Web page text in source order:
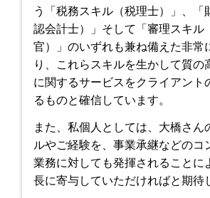
う「税務スキル（税理士）」、「
認会計士）」そして「審理スキル
官）」のいずれも兼ね備えた非常
り、これらスキルを生かして質の
に関するサービスをクライアント
るものと確信しています。
また、私個人としては、大橋さん
ルやご経験を、事業承継などのコ
業務に対しても発揮されることに
長に寄与していただければと期待